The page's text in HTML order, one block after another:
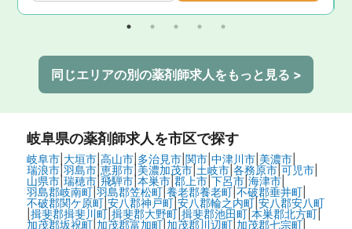
同じエリアの別の薬剤師求人をもっと見る >
岐阜県の薬剤師求人を市区で探す
岐阜市| 大垣市| 高山市| 多治見市| 関市| 中津川市| 美濃市|
瑞浪市|羽島市|恵那市|美濃加茂市| 土岐市| 各務原市| 可児市|
山県市|瑞穂市|飛騨市|本巣市| 郡上市| 下呂市| 海津市|
羽島郡岐南町| 羽島郡笠松町| 養老郡養老町| 不破郡垂井町|
不破郡関ケ原町| 安八郡神戸町| 安八郡輪之内町| 安八郡安八町
揖斐郡揖斐川町| 揖斐郡大野町| 揖斐郡池田町| 本巣郡北方町|
加茂郡坂祝町| 加茂郡富加町| 加茂郡川辺町| 加茂郡七宗町|